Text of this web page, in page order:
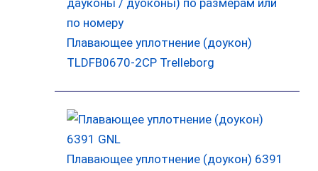
Плавающее уплотнение (доукон)
TLDFB0670-2CP Trelleborg
Плавающее уплотнение (доукон) 6391